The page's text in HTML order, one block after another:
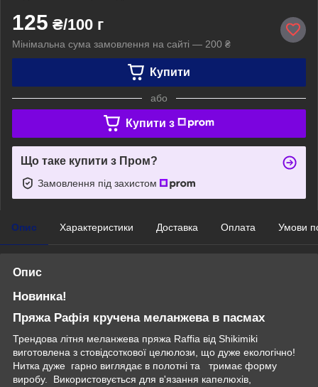
125 ₴/100 г
Мінімальна сума замовлення на сайті — 200 ₴
Купити
або
Купити з
Що таке купити з Пром?
Замовлення під захистом
Опис Характеристики Доставка Оплата Умови
Опис
Новинка!
Пряжа Рафія кручена меланжева в пасмах
Трендова літня меланжева пряжа Raffia від Shikimiki
виготовлена з стовідсоткової целюлози, що дуже екологічно!
Нитка дуже гарно виглядає в полотні та тримає форму
виробу. Використовується для в'язання капелюхів,